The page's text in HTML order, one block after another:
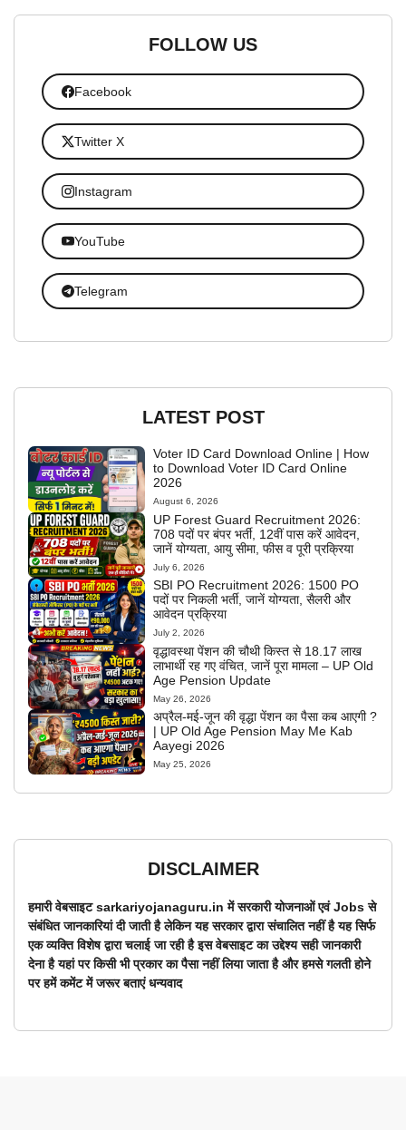
FOLLOW US
Facebook
Twitter X
Instagram
YouTube
Telegram
LATEST POST
Voter ID Card Download Online | How
to Download Voter ID Card Online
2026
August 6, 2026
UP Forest Guard Recruitment 2026:
708 पदों पर बंपर भर्ती, 12वीं पास करें आवेदन,
जानें योग्यता, आयु सीमा, फीस व पूरी प्रक्रिया
July 6, 2026
SBI PO Recruitment 2026: 1500 PO
पदों पर निकली भर्ती, जानें योग्यता, सैलरी और
आवेदन प्रक्रिया
July 2, 2026
वृद्धावस्था पेंशन की चौथी किस्त से 18.17 लाख
लाभार्थी रह गए वंचित, जानें पूरा मामला – UP Old
Age Pension Update
May 26, 2026
अप्रैल-मई-जून की वृद्धा पेंशन का पैसा कब आएगी ?
| UP Old Age Pension May Me Kab
Aayegi 2026
May 25, 2026
DISCLAIMER
हमारी वेबसाइट sarkariyojanaguru.in में सरकारी योजनाओं एवं Jobs से
संबंधित जानकारियां दी जाती है लेकिन यह सरकार द्वारा संचालित नहीं है यह सिर्फ
एक व्यक्ति विशेष द्वारा चलाई जा रही है इस वेबसाइट का उद्देश्य सही जानकारी
देना है यहां पर किसी भी प्रकार का पैसा नहीं लिया जाता है और हमसे गलती होने
पर हमें कमेंट में जरूर बताएं धन्यवाद